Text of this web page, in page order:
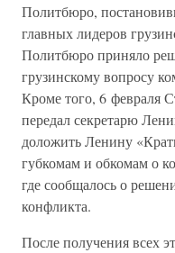
Политбюро,
главных лидеров
Политбюро приняло
грузинскому вопросу
Кроме того, 6 февраля
передал секретарю
доложить Ленину
губкомам и обкомам о
где сообщалось о
конфликта.
После получения всех